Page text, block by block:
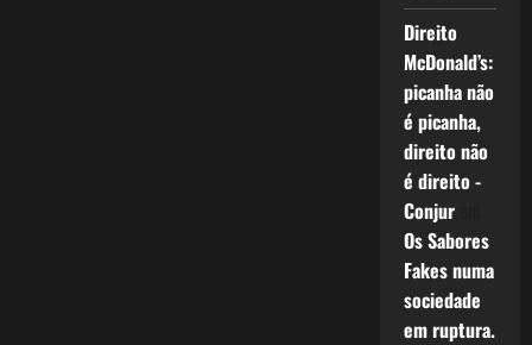
Direito
McDonald’s:
picanha não
é picanha,
direito não
é direito -
Conjurem
Os Sabores
Fakes numa
sociedade
em ruptura.